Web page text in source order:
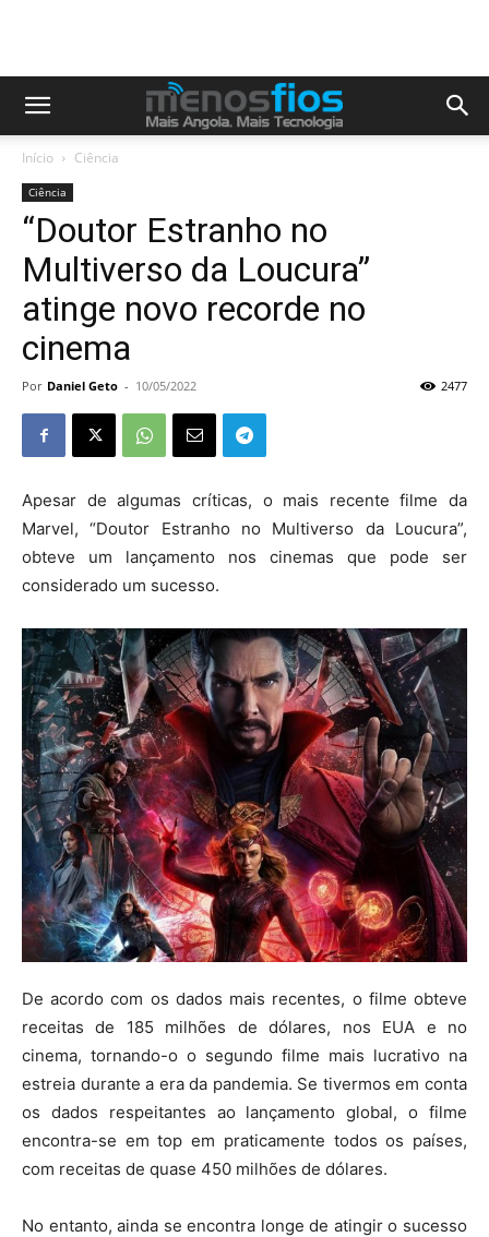
Início Ciência
Ciência
“Doutor Estranho no
Multiverso da Loucura”
atinge novo recorde no
cinema
Por Daniel Geto - 10/05/2022 2477
Apesar de algumas críticas, o mais recente filme da
Marvel, “Doutor Estranho no Multiverso da Loucura”,
obteve um lançamento nos cinemas que pode ser
considerado um sucesso.
De acordo com os dados mais recentes, o filme obteve
receitas de 185 milhões de dólares, nos EUA e no
cinema, tornando-o o segundo filme mais lucrativo na
estreia durante a era da pandemia. Se tivermos em conta
os dados respeitantes ao lançamento global, o filme
encontra-se em top em praticamente todos os países,
com receitas de quase 450 milhões de dólares.
No entanto, ainda se encontra longe de atingir o sucesso